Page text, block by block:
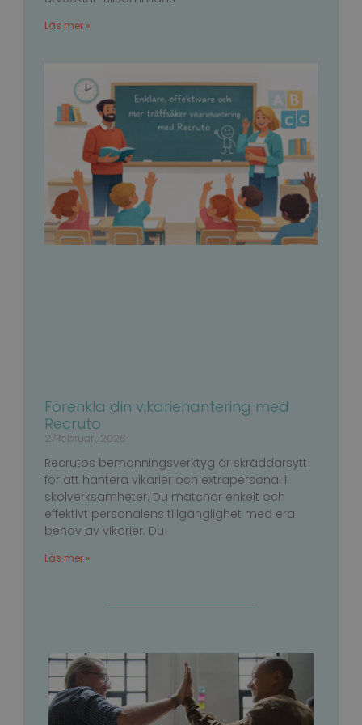
Läs mer »
Förenkla din vikariehantering med
Recruto
27 februari, 2026
Recrutos bemanningsverktyg är skräddarsytt
för att hantera vikarier och extrapersonal i
skolverksamheter. Du matchar enkelt och
effektivt personalens tillgänglighet med era
behov av vikarier. Du
Läs mer »
Namn
PHPSESSID PHP.net
www.recruto.se